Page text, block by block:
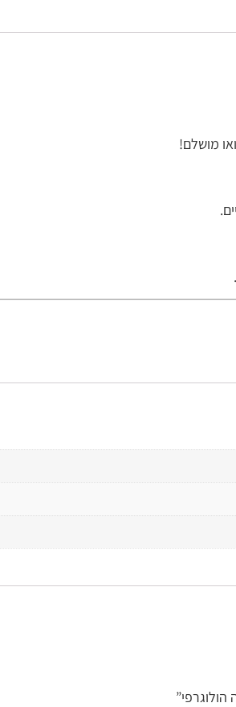
מושלם!